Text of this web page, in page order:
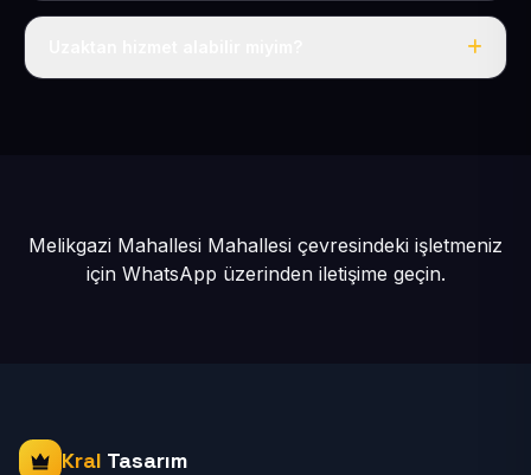
Tek fiyat: yılda 50 USD + KDV, her şey dahil.
Melikgazi Mahallesi Mahallesi çevresindeki işletmeniz
için WhatsApp üzerinden iletişime geçin.
Kral Tasarım